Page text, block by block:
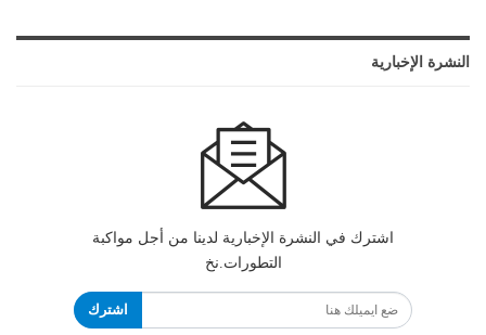
النشرة الإخبارية
اشترك في النشرة الإخبارية لدينا من أجل مواكبة
التطورات.نخ
اشترك